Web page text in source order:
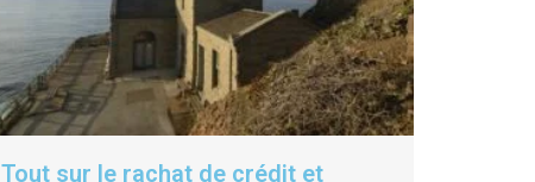
Tout sur le rachat de crédit et